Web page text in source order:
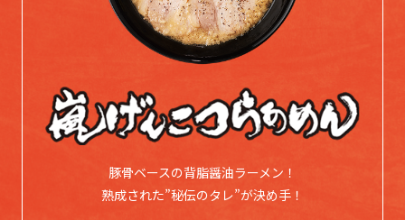
豚骨ベースの背脂醤油ラーメン！
熟成された”秘伝のタレ”が決め手！